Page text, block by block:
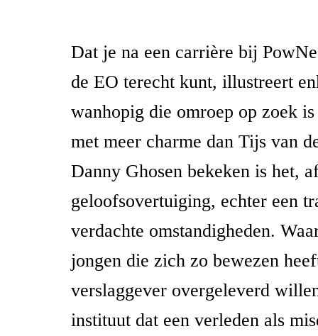
Dat je na een carrière bij
de EO terecht kunt, illustreert
wanhopig die omroep op zoek
met meer charme dan Tijs van
Danny Ghosen bekeken is het,
geloofsovertuiging, echter een
verdachte omstandigheden.
jongen die zich zo bewezen
verslaggever overgeleverd
instituut dat een verleden als